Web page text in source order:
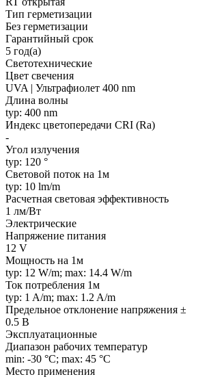
Тип герметизации
Без герметизации
Гарантийный срок
5 год(а)
Светотехнические
Цвет свечения
UVA | Ультрафиолет 400 nm
Длина волны
typ: 400 nm
Индекс цветопередачи CRI (Ra)
-
Угол излучения
typ: 120 °
Световой поток на 1м
typ: 10 lm/m
Расчетная световая эффективность
1 лм/Вт
Электрические
Напряжение питания
12 V
Мощность на 1м
typ: 12 W/m; max: 14.4 W/m
Ток потребления 1м
typ: 1 A/m; max: 1.2 A/m
Предельное отклонение напряжения ±
0.5 В
Эксплуатационные
Диапазон рабочих температур
min: -30 °C; max: 45 °C
Место применения